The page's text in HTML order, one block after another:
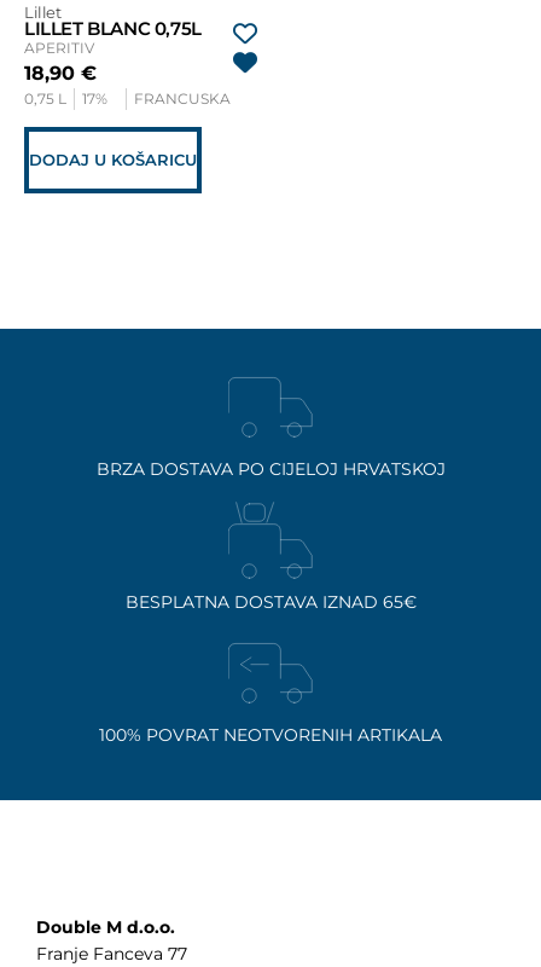
Lillet
LILLET BLANC 0,75L
APERITIV
18,90 €
0,75 L 17% FRANCUSKA
DODAJ U KOŠARICU
BRZA DOSTAVA PO CIJELOJ HRVATSKOJ
BESPLATNA DOSTAVA IZNAD 65€
100% POVRAT NEOTVORENIH ARTIKALA
Double M d.o.o.
Franje Fanceva 77